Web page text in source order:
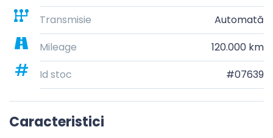
Transmisie
Automată
Mileage
120.000 km
Id stoc
#07639
Caracteristici